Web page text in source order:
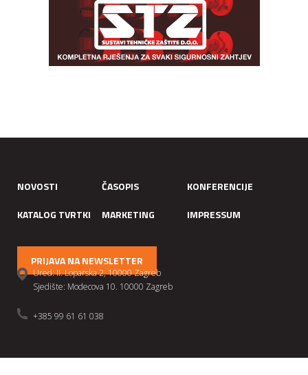
NOVOSTI ČASOPIS
KONFERENCIJE
KATALOG TVRTKI
MARKETING IMPRESSUM
PRIJAVA NA NEWSLETTER
Ured: II. Loparska 2, 10000 Zagreb
Sjedište: Modecova 10. 10000 Zagreb
+385 99 61 61 038